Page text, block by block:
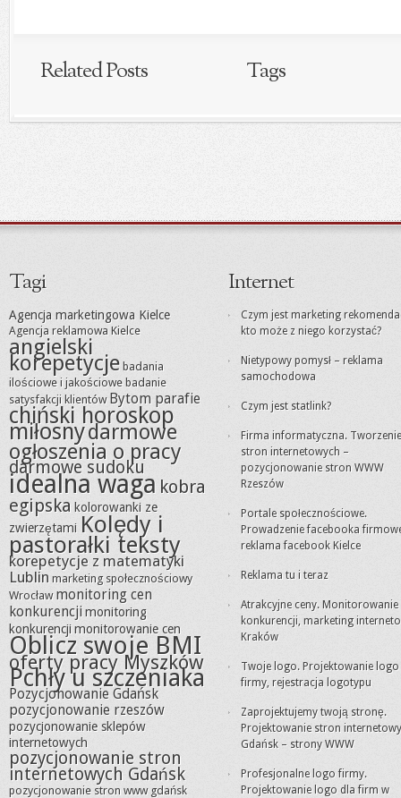
Related Posts Tags
Tagi
Agencja marketingowa Kielce
Agencja reklamowa Kielce
angielski
korepetycje badania
ilościowe i jakościowe badanie
satysfakcji klientów Bytom parafie
chiński horoskop
miłosnydarmowe
ogłoszenia o pracy
darmowe sudoku
idealna waga kobra
egipska kolorowanki ze
zwierzętami Kolędy i
pastorałki teksty
korepetycje z matematyki
Lublin marketing społecznościowy
Wrocław monitoring cen
konkurencjimonitoring
konkurencjimonitorowanie cen
Oblicz swoje BMI
oferty pracy Myszków
Pchły u szczeniaka
Pozycjonowanie Gdańsk
pozycjonowanie rzeszów
pozycjonowanie sklepów
internetowych
pozycjonowanie stron
internetowych Gdańsk
pozycjonowanie stron www gdańsk
Internet
Czym jest marketing
kto może z niego korzystać?
Nietypowy pomysł – reklama
samochodowa
Czym jest statlink?
Firma informatyczna. Tworzenie
stron internetowych –
pozycjonowanie stron WWW
Rzeszów
Portale społecznościowe.
Prowadzenie facebooka
reklama facebook Kielce
Reklama tu i teraz
Atrakcyjne ceny. Monitorowanie
konkurencji, marketing
Kraków
Twoje logo. Projektowanie logo
firmy, rejestracja logotypu
Zaprojektujemy twoją stronę.
Projektowanie stron
Gdańsk – strony WWW
Profesjonalne logo firmy.
Projektowanie logo dla firm w